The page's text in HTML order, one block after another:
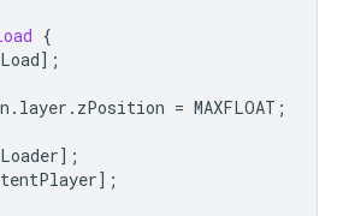
{
];
. layer . zPosition = MAXFLOAT ;
];
];